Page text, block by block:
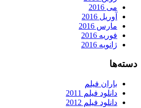
می 2016
آوریل 2016
مارس 2016
فوریه 2016
ژانویه 2016
دسته‌ها
باران فیلم
دانلود فیلم 2011
دانلود فیلم 2012